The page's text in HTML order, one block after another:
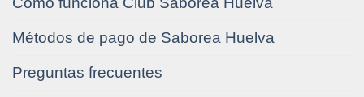
Métodos de pago de Saborea Huelva
Preguntas frecuentes